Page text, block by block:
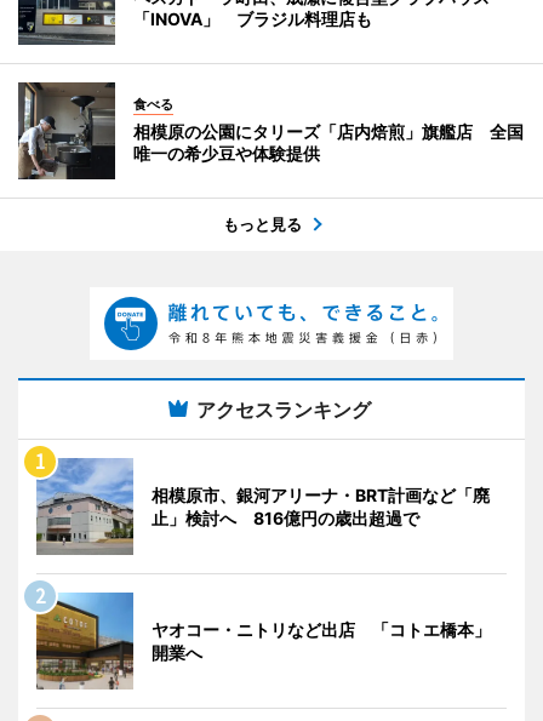
「INOVA」 ブラジル料理店も
食べる
相模原の公園にタリーズ「店内焙煎」旗艦店 全国
唯一の希少豆や体験提供
もっと見る
アクセスランキング
相模原市、銀河アリーナ・BRT計画など「廃
止」検討へ 816億円の歳出超過で
ヤオコー・ニトリなど出店 「コトエ橋本」
開業へ